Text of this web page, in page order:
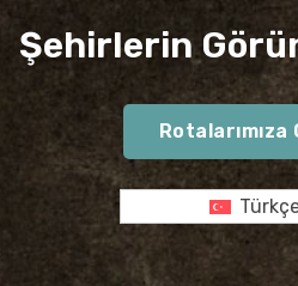
Şehirlerin
Rotalarımıza